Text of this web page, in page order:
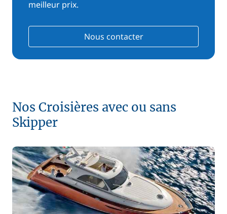
meilleur prix.
Nous contacter
Nos Croisières avec ou sans
Skipper